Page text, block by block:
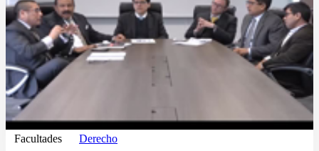
Facultades Derecho